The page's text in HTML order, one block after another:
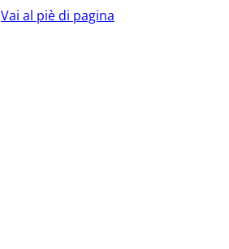
Vai al piè di pagina